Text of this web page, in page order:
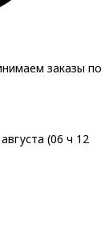
заказы по
(06 ч 12